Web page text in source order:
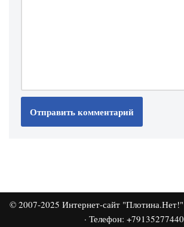
© 2007-2025 Интернет-сайт "Плотина.Нет!"
· Телефон: +79135277440